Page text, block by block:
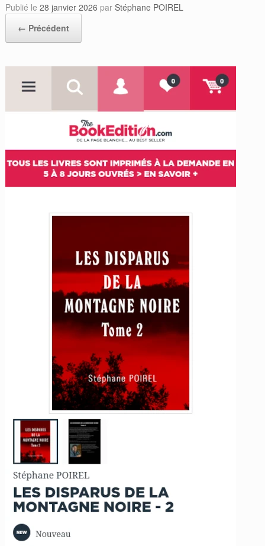
Publié le 28 janvier 2026 par Stéphane POIREL
← Précédent